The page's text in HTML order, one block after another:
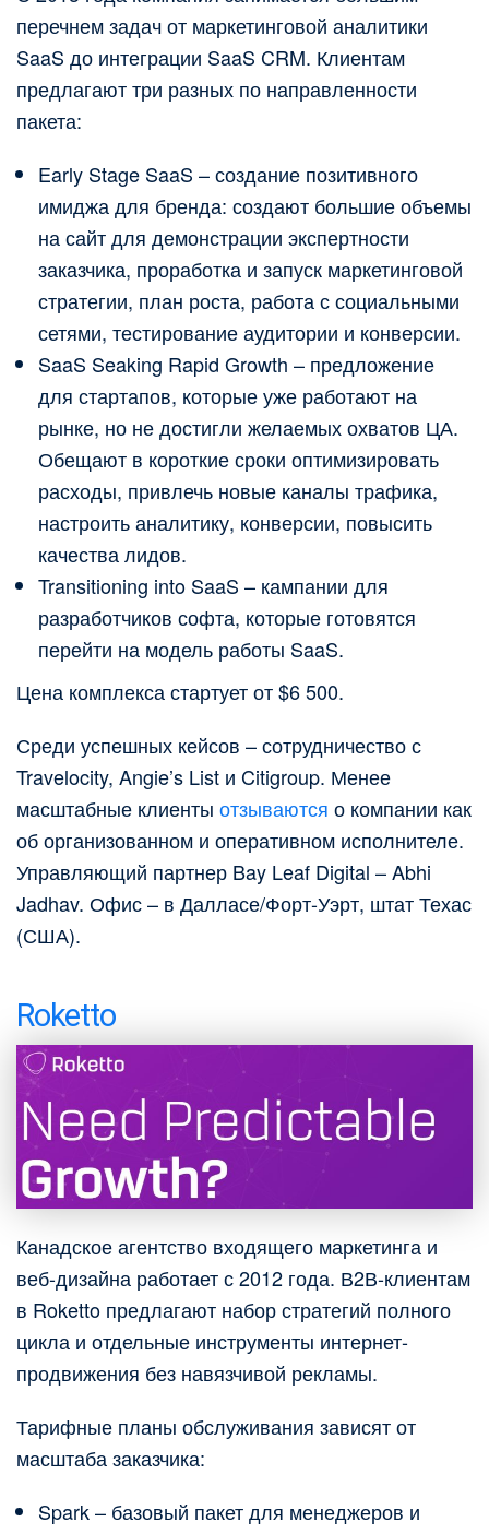
перечнем задач от маркетинговой аналитики
SaaS до интеграции SaaS CRM. Клиентам
предлагают три разных по направленности
пакета:
Early Stage SaaS – создание позитивного
имиджа для бренда: создают большие объемы
на сайт для демонстрации экспертности
заказчика, проработка и запуск маркетинговой
стратегии, план роста, работа с социальными
сетями, тестирование аудитории и конверсии.
SaaS Seaking Rapid Growth – предложение
для стартапов, которые уже работают на
рынке, но не достигли желаемых охватов ЦА.
Обещают в короткие сроки оптимизировать
расходы, привлечь новые каналы трафика,
настроить аналитику, конверсии, повысить
качества лидов.
Transitioning into SaaS – кампании для
разработчиков софта, которые готовятся
перейти на модель работы SaaS.
Цена комплекса стартует от $6 500.
Среди успешных кейсов – сотрудничество с
Travelocity, Angie’s List и Citigroup. Менее
масштабные клиенты отзываются о компании как
об организованном и оперативном исполнителе.
Управляющий партнер Bay Leaf Digital – Abhi
Jadhav. Офис – в Далласе/Форт-Уэрт, штат Техас
(США).
Roketto
Канадское агентство входящего маркетинга и
веб-дизайна работает с 2012 года. В2В-клиентам
в Roketto предлагают набор стратегий полного
цикла и отдельные инструменты интернет-
продвижения без навязчивой рекламы.
Тарифные планы обслуживания зависят от
масштаба заказчика:
Spark – базовый пакет для менеджеров и